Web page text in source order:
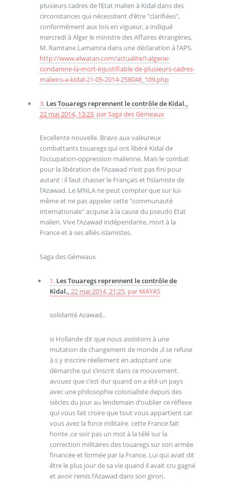
plusieurs cadres de l’Etat malien à Kidal dans des
circonstances qui nécessitent d’être "clarifiées",
conformément aux lois en vigueur, a indiqué
mercredi à Alger le ministre des Affaires étrangères,
M. Ramtane Lamamra dans une déclaration à l’APS.
http://www.elwatan.com/actualite/l-algerie-
condamne-la-mort-injustifiable-de-plusieurs-cadres-
maliens-a-kidal-21-05-2014-258048_109.php
3. Les Touaregs reprennent le contrôle de Kidal.,
22 mai 2014, 13:23, par Saga des Gémeaux
Excellente nouvelle. Bravo aux valeureux
combattants touaregs qui ont libéré Kidal de
l’occupation-oppression malienne. Mais le combat
pour la libération de l’Azawad n’est pas fini pour
autant : il faut chasser le Français et l’islamiste de
l’Azawad. Le MNLA ne peut compter que sur lui-
même et ne pas appeler cette "communauté
internationale" acquise à la cause du pseudo Etat
malien. Vive l’Azawad indépendante, mort à la
France et à ses alliés islamistes.
Saga des Gémeaux
1. Les Touaregs reprennent le contrôle de
Kidal., 22 mai 2014, 21:25, par MAYAS
solidarité Azawad..
si Hollande dit que nous assistons à une
mutation de changement de monde ,il se refuse
à s y inscrire réellement en adoptant une
démarche qui s’inscrit dans ce mouvement.
avouez que c’est dur quand on a été un pays
avec une philosophie colonialiste depuis des
siècles du jour au lendemain d’oublier ce réflexe
qui vous fait croire que tout vous appartient car
vous avez la force militaire. cette France fait
honte ,ce soir pas un mot à la télé sur la
correction militaires des touaregs sur son armée
financée et formée par la France. Lui qui avait dit
être le plus jour de sa vie quand il avait cru gagné
et avoir remis l’Azawad dans son giron.